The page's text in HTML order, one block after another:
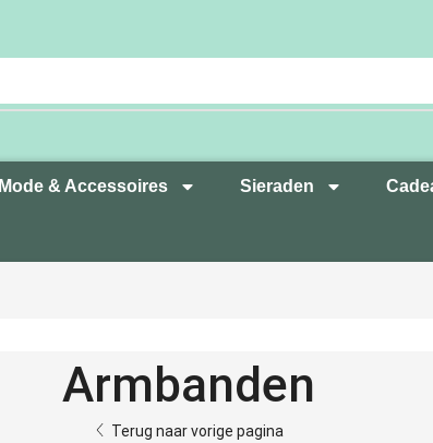
Mode & Accessoires Sieraden
Armbanden
Terug naar vorige pagina